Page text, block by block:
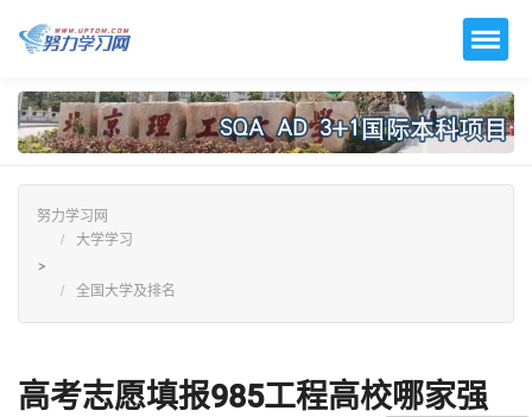
努力学习网
大学学习
>
全国大学及排名
高考志愿填报985工程高校哪家强